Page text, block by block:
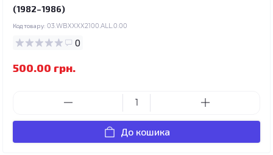
(1982–1986)
Код товару: 03.WBXXXX2100.ALL.0.00
0
500.00 грн.
До кошика